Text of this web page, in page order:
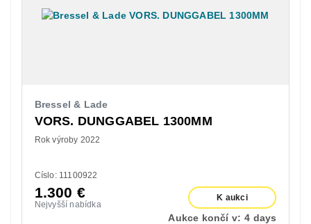
Bressel & Lade
VORS. DUNGGABEL 1300MM
Rok výroby 2022
Císlo: 11100922
1.300 €
Nejvyšší nabídka
K aukci
Aukce končí v: 4 days